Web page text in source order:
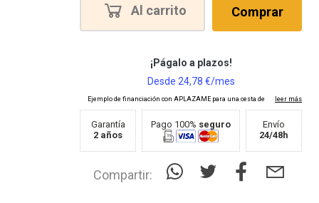
Al carrito Comprar
Garantía
2 años
Pago 100% seguro
Envío
24/48h
Compartir: